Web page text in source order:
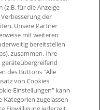
für die Anzeige
der
Unsere Partner
mit weiteren
bereitstellen
zusammen. Ihre
des Buttons "Alle
von Cookies
Einstellungen" kann
Kategorien zugelassen